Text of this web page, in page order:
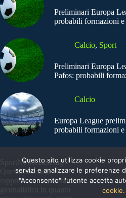
Preliminari Europa
probabili formazioni
Calcio, Sport
Preliminari Europa
Pafos: probabili
Calcio
Europa League
probabili formazioni
SportNews.BetFlag -
Questo sito non
rappresenta una testata
giornalistica in quanto
Questo sito utilizza cookie
servizi e analizzare le preferenze
"Acconsento" l'utente accetta
cookie.